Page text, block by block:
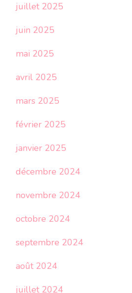
juillet 2025
juin 2025
mai 2025
avril 2025
mars 2025
février 2025
janvier 2025
décembre 2024
novembre 2024
octobre 2024
septembre 2024
août 2024
juillet 2024